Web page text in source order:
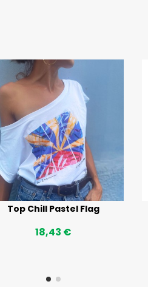
Top Chill Pastel Flag
18,43 €